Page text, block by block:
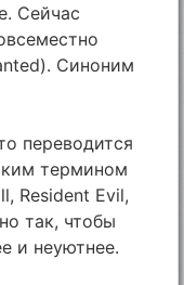
Сейчас
Синоним
переводится
термином
Resident Evil,
так, чтобы
и неуютнее.